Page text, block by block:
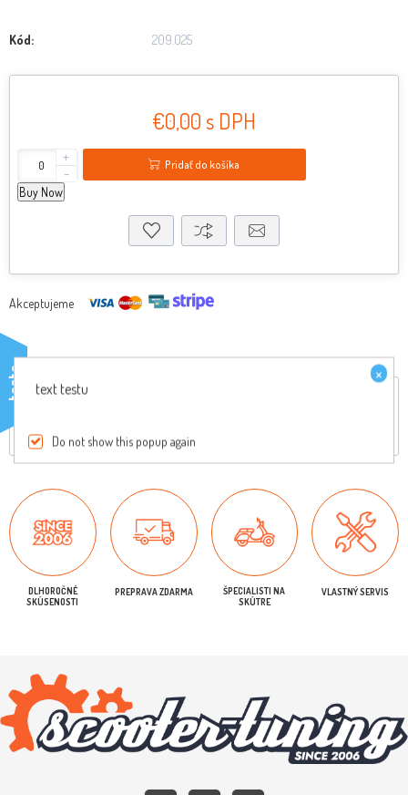
Kód: 209.025
€0,00 s DPH
+
-
Pridať do košíka
Buy Now
Akceptujeme
Reviews
Iba registrovaní užívatelia môžu písať recenzie
DLHOROČNÉ
SKÚSENOSTI
PREPRAVA ZDARMA
ŠPECIALISTI NA
SKÚTRE
VLASTNÝ SERVIS
testo ×
text testu
Do not show this popup again